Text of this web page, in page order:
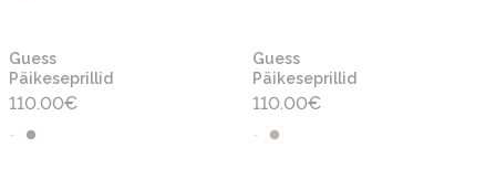
Guess
Päikeseprillid
110.00€
-
Guess
Päikeseprillid
110.00€
-